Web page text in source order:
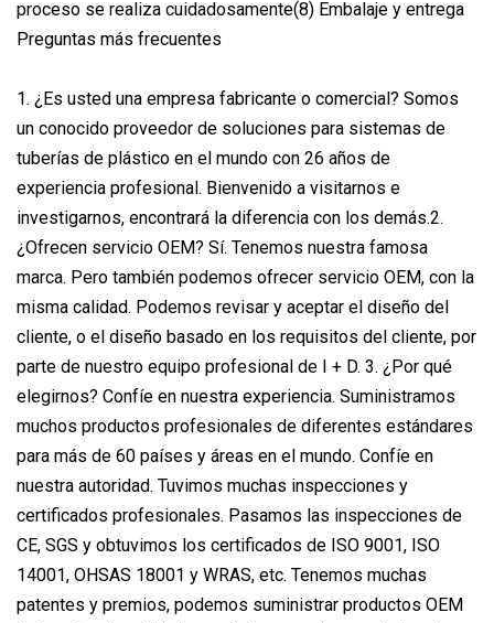
proceso se realiza cuidadosamente(8) Embalaje y entrega
Preguntas más frecuentes
1. ¿Es usted una empresa fabricante o comercial? Somos
un conocido proveedor de soluciones para sistemas de
tuberías de plástico en el mundo con 26 años de
experiencia profesional. Bienvenido a visitarnos e
investigarnos, encontrará la diferencia con los demás.2.
¿Ofrecen servicio OEM? Sí. Tenemos nuestra famosa
marca. Pero también podemos ofrecer servicio OEM, con la
misma calidad. Podemos revisar y aceptar el diseño del
cliente, o el diseño basado en los requisitos del cliente, por
parte de nuestro equipo profesional de I + D. 3. ¿Por qué
elegirnos? Confíe en nuestra experiencia. Suministramos
muchos productos profesionales de diferentes estándares
para más de 60 países y áreas en el mundo. Confíe en
nuestra autoridad. Tuvimos muchas inspecciones y
certificados profesionales. Pasamos las inspecciones de
CE, SGS y obtuvimos los certificados de ISO 9001, ISO
14001, OHSAS 18001 y WRAS, etc. Tenemos muchas
patentes y premios, podemos suministrar productos OEM